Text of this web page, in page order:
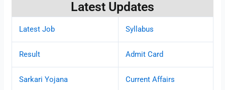
Latest Updates
Latest Job Syllabus
Result Admit Card
Sarkari Yojana Current Affairs